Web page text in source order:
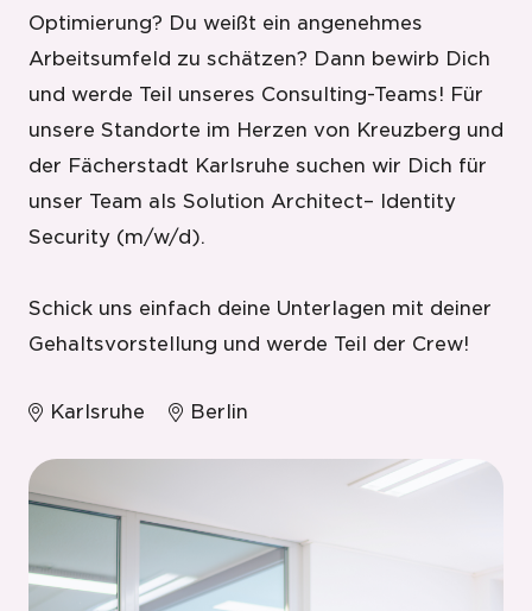
Optimierung? Du weißt ein angenehmes
Arbeitsumfeld zu schätzen? Dann bewirb Dich
und werde Teil unseres Consulting-Teams! Für
unsere Standorte im Herzen von Kreuzberg und
der Fächerstadt Karlsruhe suchen wir Dich für
unser Team als Solution Architect– Identity
Security (m/w/d).
Schick uns einfach deine Unterlagen mit deiner
Gehaltsvorstellung und werde Teil der Crew!
Karlsruhe Berlin